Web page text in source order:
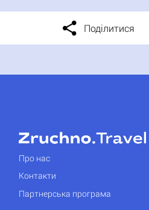
Поділитися
Про нас
Контакти
Партнерська програма